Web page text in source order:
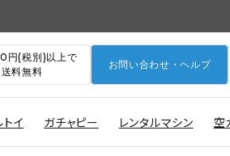
(税別)以上で
送料無料
お問い合わせ・ヘルプ
イ ガチャピー レンタルマシン 空